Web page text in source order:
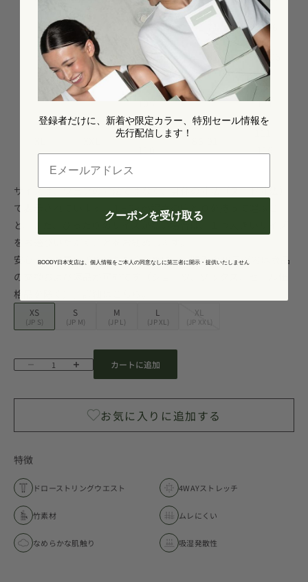
S ~ M 79-89 61-71 86-96
M L 89-100 71-81 96-106
XL
100-
105
81-86
106-
111
105-
110
116
サイズは、ウェアの寸法ではなく、身体の寸法（ヌード寸法）
で表示されています。１−３cm程度のゆとりを持って選ぶこ
と、また、ぴったりのサイズがない場合は、１つ大きいサイズ
をお選びいただくことをお勧めします。
安心してお買い求めいただくために、ご購入後30日以内は商品
の交換および返品が可能です（ショーツ、ソックス、セール価
格品を除く）。詳細は
XS
(JP S)
S
(JP M)
M
(JP L)
L
(JP XL)
XL
(JP XXL)
数量を減らす数量を増やすカートに追加
特徴
ドローストリングウエスト 4WAYストレッチ
竹素材 ムレにくい
なめらかな肌触り 吸湿発散性
登録者だけに、新着や限定カラー、特別セール情報を
先行配信します！
クーポンを受け取る
BOODY日本支店は、個人情報をご本人の同意なしに第三者に開示・提供いたしません